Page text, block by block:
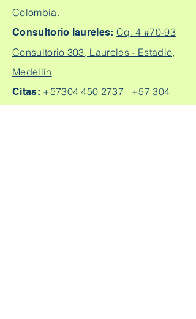
Colombia.
Consultorio laureles:Cq. 4 #70-93
Consultorio 303, Laureles - Estadio,
Medellín
Citas: +57304 450 2737 +57 304